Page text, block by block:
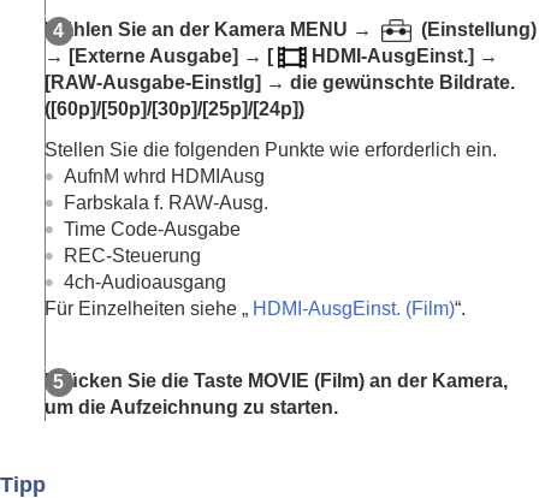
Rauschminderung
Einstellen der Monitoranzeige während der
Aufnahme
Aufnehmen von Filmton
Filmaufnahme
TC/UB-Einstellungen
Ausgabe von RAW-Filmen auf einen externen
RAW-Rekorder
Live-Streaming von Video und Audio
Anpassen der Kamera
Betrachten
Verwendung eines Computers
Verwenden des Cloud-Dienstes
Wählen Sie an der Kamera MENU → (Einstellung)
→ [Externe Ausgabe] → [ HDMI-AusgEinst.] →
[RAW-Ausgabe-Einstlg] → die gewünschte Bildrate.
([60p]/[50p]/[30p]/[25p]/[24p])
Stellen Sie die folgenden Punkte wie erforderlich ein.
AufnM whrd HDMIAusg
Farbskala f. RAW-Ausg.
Time Code-Ausgabe
REC-Steuerung
4ch-Audioausgang
Für Einzelheiten siehe „ HDMI-AusgEinst. (Film)“.
Drücken Sie die Taste MOVIE (Film) an der Kamera,
um die Aufzeichnung zu starten.
Tipp